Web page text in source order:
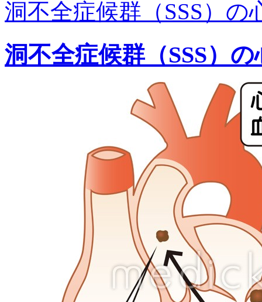
洞不全症候群（SSS）の
洞不全症候群（SSS）